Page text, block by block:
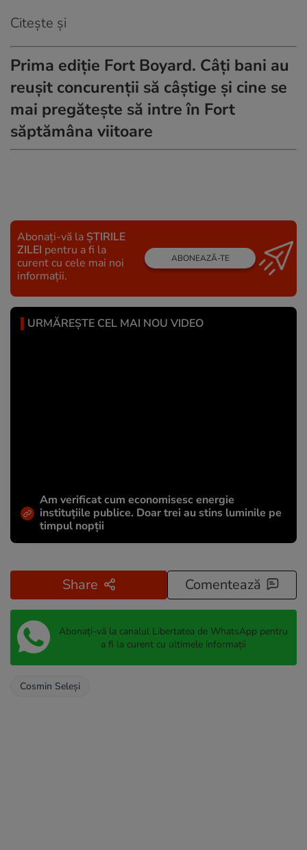
Citește și
Prima ediție Fort Boyard. Câți bani au
reușit concurenții să câștige și cine se
mai pregătește să intre în Fort
săptămâna viitoare
Abonați-vă la ȘTIRILE
ZILEI pentru a fi la
curent cu cele mai noi
informații.
ABONEAZĂ-TE
URMĂREȘTE CEL MAI NOU VIDEO
Am verificat cum economisesc energie
instituțiile publice. Doar trei au stins luminile pe
timpul nopții
Share Comentează
Abonați-vă la canalul Libertatea de WhatsApp pentru
a fi la curent cu ultimele informații
Cosmin Seleşi